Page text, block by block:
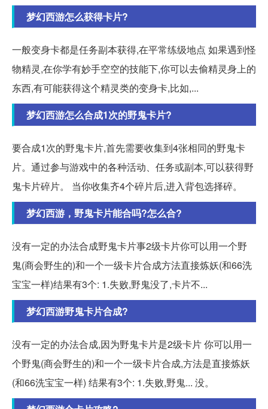
梦幻西游怎么获得卡片?
一般变身卡都是任务副本获得,在平常练级地点 如果遇到怪
物精灵,在你学有妙手空空的技能下,你可以去偷精灵身上的
东西,有可能获得这个精灵类的变身卡,比如,...
梦幻西游怎么合成1次的野鬼卡片?
要合成1次的野鬼卡片,首先需要收集到4张相同的野鬼卡
片。通过参与游戏中的各种活动、任务或副本,可以获得野
鬼卡片碎片。 当你收集齐4个碎片后,进入背包选择碎。
梦幻西游，野鬼卡片能合吗?怎么合?
没有一定的办法合成野鬼卡片事2级卡片你可以用一个野
鬼(商会野生的)和一个一级卡片合成方法直接炼妖(和66洗
宝宝一样)结果有3个: 1.失败,野鬼没了,卡片不...
梦幻西游野鬼卡片合成?
没有一定的办法合成,因为野鬼卡片是2级卡片 你可以用一
个野鬼(商会野生的)和一个一级卡片合成,方法是直接炼妖
(和66洗宝宝一样) 结果有3个: 1.失败,野鬼... 没。